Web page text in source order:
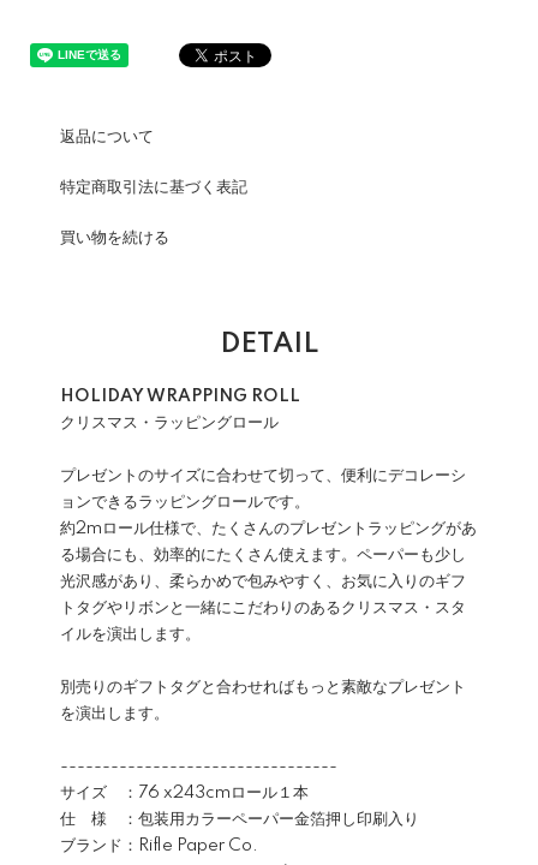
返品について
特定商取引法に基づく表記
買い物を続ける
DETAIL
HOLIDAY WRAPPING ROLL
クリスマス・ラッピングロール
プレゼントのサイズに合わせて切って、便利にデコレーシ
ョンできるラッピングロールです。
約2mロール仕様で、たくさんのプレゼントラッピングがあ
る場合にも、効率的にたくさん使えます。ペーパーも少し
光沢感があり、柔らかめで包みやすく、お気に入りのギフ
トタグやリボンと一緒にこだわりのあるクリスマス・スタ
イルを演出します。
別売りのギフトタグと合わせればもっと素敵なプレゼント
を演出します。
---------------------------------
サイズ ：76 x243cmロール１本
仕 様 ：包装用カラーペーパー金箔押し印刷入り
ブランド：Rifle Paper Co.